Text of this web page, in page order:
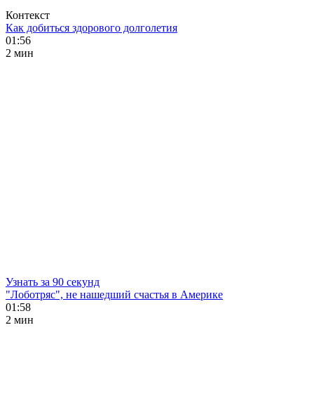
Контекст
Как добиться здорового долголетия
01:56
2 мин
Узнать за 90 секунд
"Лоботряс", не нашедший счастья в Америке
01:58
2 мин